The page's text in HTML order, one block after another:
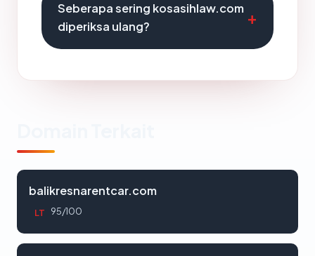
Seberapa sering kosasihlaw.com
diperiksa ulang?
balikresnarentcar.com
LT 95/100